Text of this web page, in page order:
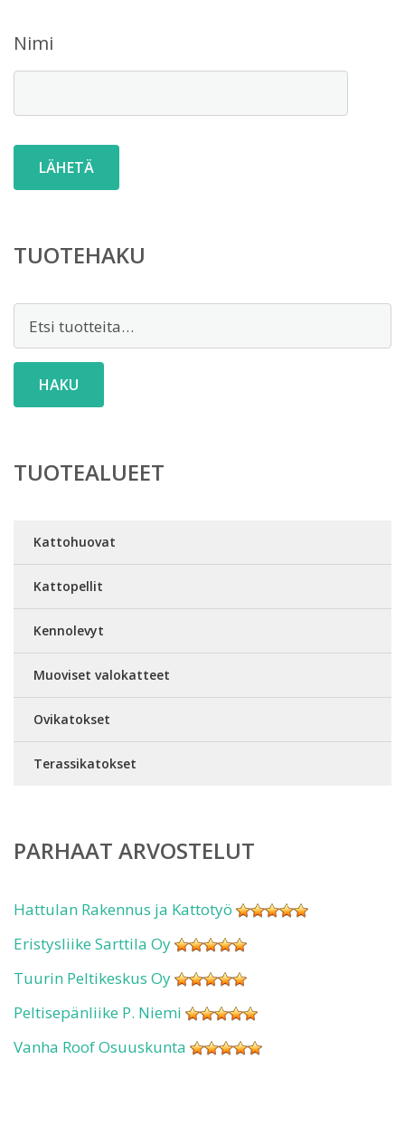
Nimi
TUOTEHAKU
HAKU
TUOTEALUEET
Kattohuovat
Kattopellit
Kennolevyt
Muoviset valokatteet
Ovikatokset
Terassikatokset
PARHAAT ARVOSTELUT
Hattulan Rakennus ja Kattotyö
Eristysliike Sarttila Oy
Tuurin Peltikeskus Oy
Peltisepänliike P. Niemi
Vanha Roof Osuuskunta